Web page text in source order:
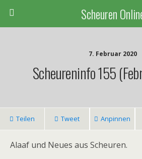
Scheuren
7. Februar 2020
Scheureninfo 155
Teilen Tweet Anpinnen
Alaaf und Neues aus Scheuren.